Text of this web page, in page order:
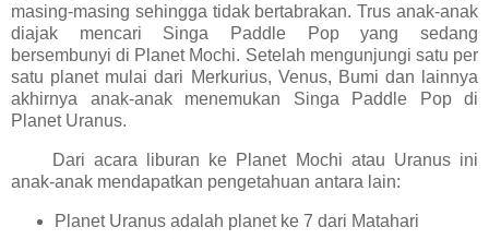
masing-masing sehingga tidak bertabrakan. Trus anak-anak
diajak mencari Singa Paddle Pop yang sedang
bersembunyi di Planet Mochi. Setelah mengunjungi satu per
satu planet mulai dari Merkurius, Venus, Bumi dan lainnya
akhirnya anak-anak menemukan Singa Paddle Pop di
Planet Uranus.
Dari acara liburan ke Planet Mochi atau Uranus ini
anak-anak mendapatkan pengetahuan antara lain:
Planet Uranus adalah planet ke 7 dari Matahari